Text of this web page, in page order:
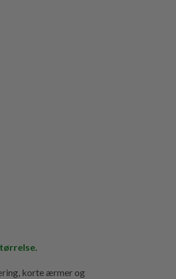
korte ærmer og